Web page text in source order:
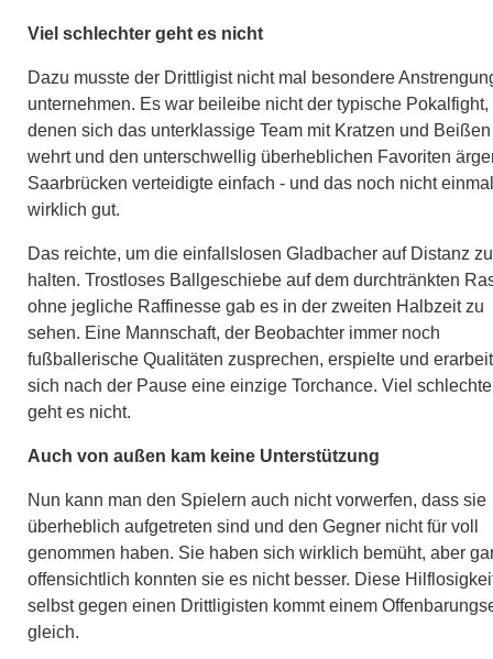
Viel schlechter geht es nicht
Dazu musste der Drittligist nicht mal besondere
unternehmen. Es war beileibe nicht der typische Pokalfight,
denen sich das unterklassige Team mit Kratzen und Beißen
wehrt und den unterschwellig überheblichen Favoriten
Saarbrücken verteidigte einfach - und das noch nicht einmal
wirklich gut.
Das reichte, um die einfallslosen Gladbacher auf Distanz zu
halten. Trostloses Ballgeschiebe auf dem durchtränkten
ohne jegliche Raffinesse gab es in der zweiten Halbzeit zu
sehen. Eine Mannschaft, der Beobachter immer noch
fußballerische Qualitäten zusprechen, erspielte und
sich nach der Pause eine einzige Torchance. Viel
geht es nicht.
Auch von außen kam keine Unterstützung
Nun kann man den Spielern auch nicht vorwerfen, dass sie
überheblich aufgetreten sind und den Gegner nicht für voll
genommen haben. Sie haben sich wirklich bemüht, aber
offensichtlich konnten sie es nicht besser. Diese
selbst gegen einen Drittligisten kommt einem
gleich.